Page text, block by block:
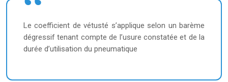
Le coefficient de vétusté s’applique selon un barème
dégressif tenant compte de l’usure constatée et de la
durée d’utilisation du pneumatique